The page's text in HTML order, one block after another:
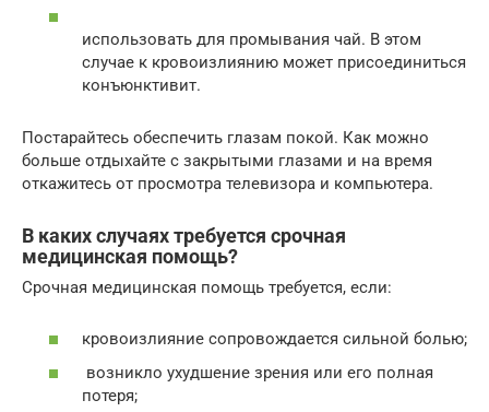
использовать для промывания чай. В этом
случае к кровоизлиянию может присоединиться
конъюнктивит.
Постарайтесь обеспечить глазам покой. Как можно
больше отдыхайте с закрытыми глазами и на время
откажитесь от просмотра телевизора и компьютера.
В каких случаях требуется срочная
медицинская помощь?
Срочная медицинская помощь требуется, если:
кровоизлияние сопровождается сильной болью;
возникло ухудшение зрения или его полная
потеря;